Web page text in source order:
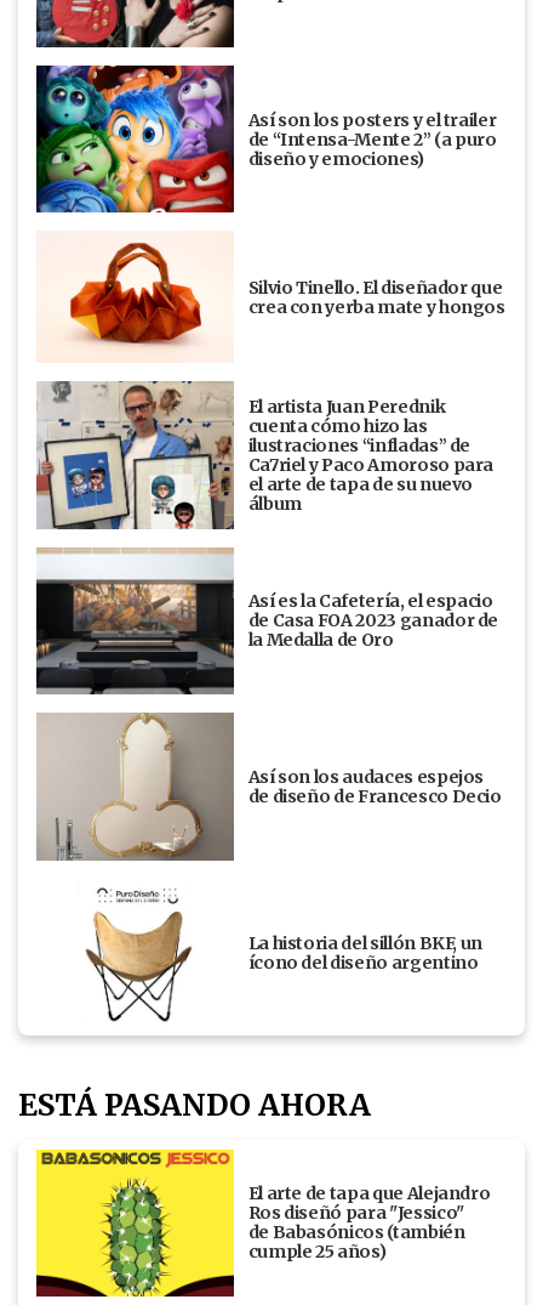
Así son los posters y el trailer
de “Intensa-Mente 2” (a puro
diseño y emociones)
Silvio Tinello. El diseñador que
crea con yerba mate y hongos
El artista Juan Perednik
cuenta cómo hizo las
ilustraciones “infladas” de
Ca7riel y Paco Amoroso para
el arte de tapa de su nuevo
álbum
Así es la Cafetería, el espacio
de Casa FOA 2023 ganador de
la Medalla de Oro
Así son los audaces espejos
de diseño de Francesco Decio
La historia del sillón BKF, un
ícono del diseño argentino
ESTÁ PASANDO AHORA
El arte de tapa que Alejandro
Ros diseñó para "Jessico"
de Babasónicos (también
cumple 25 años)